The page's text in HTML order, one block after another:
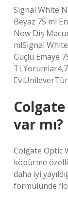
Signal White
Beyaz 75 ml
Now Diş
mlSignal
Güçlü Emaye
var mı?
Colgate Optic
köpürme
daha iyi
formülünde